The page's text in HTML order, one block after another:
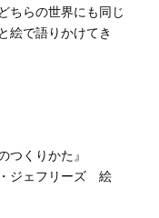
ちらの世界にも同じ
絵で語りかけてき
くりかた』
ジェフリーズ 絵